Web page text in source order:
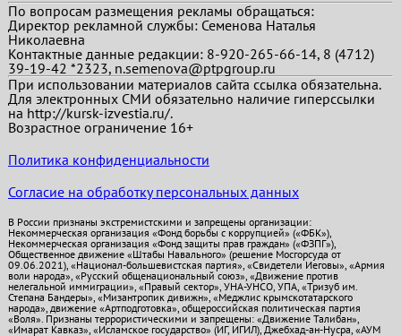
По вопросам размещения рекламы обращаться:
Директор рекламной службы: Семенова Наталья
Николаевна
Контактные данные редакции: 8-920-265-66-14, 8 (4712)
39-19-42 *2323, n.semenova@ptpgroup.ru
При использовании материалов сайта ссылка обязательна.
Для электронных СМИ обязательно наличие гиперссылки
на http://kursk-izvestia.ru/.
Возрастное ограничение 16+
Политика конфиденциальности
Согласие на обработку персональных данных
В России признаны экстремистскими и запрещены организации:
Некоммерческая организация «Фонд борьбы с коррупцией» («ФБК»),
Некоммерческая организация «Фонд защиты прав граждан» («ФЗПГ»),
Общественное движение «Штабы Навального» (решение Мосгорсуда от
09.06.2021), «Национал-большевистская партия», «Свидетели Иеговы», «Армия
воли народа», «Русский общенациональный союз», «Движение против
нелегальной иммиграции», «Правый сектор», УНА-УНСО, УПА, «Тризуб им.
Степана Бандеры», «Мизантропик дивижн», «Меджлис крымскотатарского
народа», движение «Артподготовка», общероссийская политическая партия
«Воля». Признаны террористическими и запрещены: «Движение Талибан»,
«Имарат Кавказ», «Исламское государство» (ИГ, ИГИЛ), Джебхад-ан-Нусра, «АУМ